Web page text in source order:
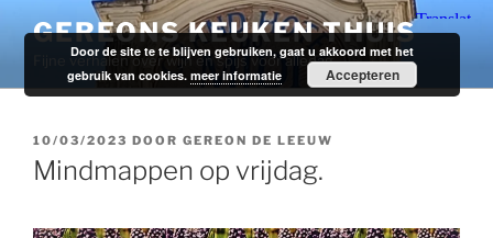
naar
inhoud
GEREONS KEUKEN THUIS
Fijne verhalen over wijn en spijs voor alledag.
GEPLAATST
OP
10/03/2023 DOOR GEREON DE LEEUW
Mindmappen op vrijdag.
Door de site te te blijven gebruiken, gaat u akkoord met het
gebruik van cookies.meer informatie Accepteren